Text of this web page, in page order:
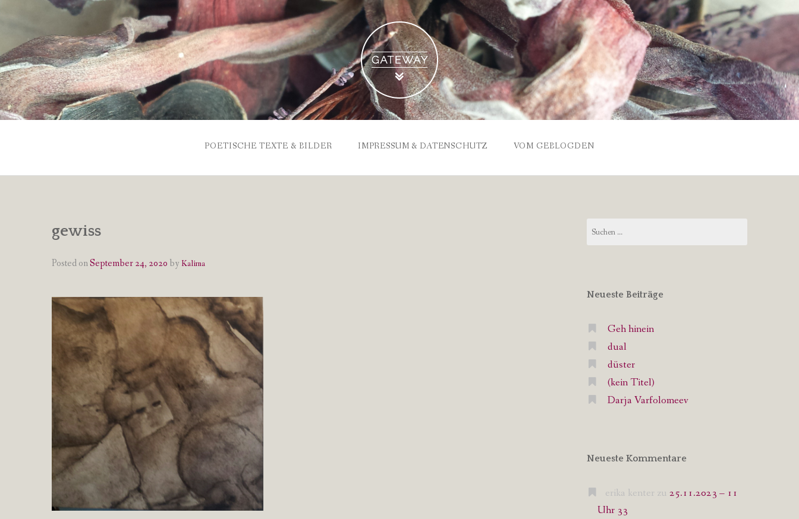
POETISCHE TEXTE & BILDER IMPRESSUM & DATENSCHUTZ VOM GEBLOGDEN
gewiss
Posted onSeptember 24, 2020 by Kalima
nach:
Neueste Beiträge
Geh hinein
dual
düster
(kein Titel)
Darja Varfolomeev
Neueste Kommentare
erika kenter zu 25.11.2023 – 11
Uhr 33